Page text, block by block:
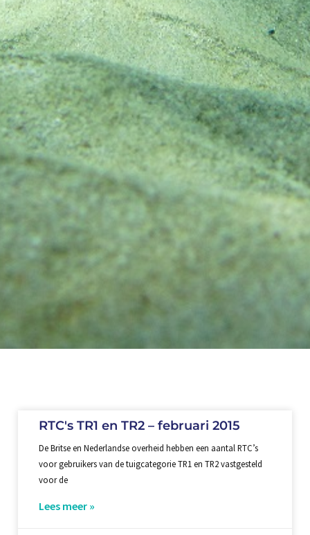
RTC's TR1 en TR2 – februari 2015
De Britse en Nederlandse overheid hebben een aantal RTC’s
voor gebruikers van de tuigcategorie TR1 en TR2 vastgesteld
voor de
Lees meer »